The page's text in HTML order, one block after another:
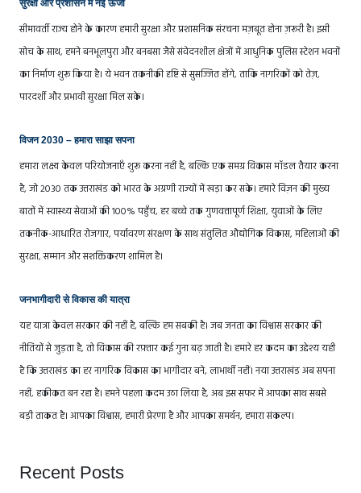
सुरक्षा और प्रशासन में नई ऊर्जा
सीमावर्ती राज्य होने के कारण हमारी सुरक्षा और प्रशासनिक संरचना मज़बूत होना ज़रूरी है। इसी
सोच के साथ, हमने बनभूलपुरा और बनबसा जैसे संवेदनशील क्षेत्रों में आधुनिक पुलिस स्टेशन भवनों
का निर्माण शुरू किया है। ये भवन तकनीकी दृष्टि से सुसज्जित होंगे, ताकि नागरिकों को तेज़,
पारदर्शी और प्रभावी सुरक्षा मिल सके।
विजन 2030 – हमारा साझा सपना
हमारा लक्ष्य केवल परियोजनाएँ शुरू करना नहीं है, बल्कि एक समग्र विकास मॉडल तैयार करना
है, जो 2030 तक उत्तराखंड को भारत के अग्रणी राज्यों में खड़ा कर सके। हमारे विज़न की मुख्य
बातों में स्वास्थ्य सेवाओं की 100% पहुँच, हर बच्चे तक गुणवत्तापूर्ण शिक्षा, युवाओं के लिए
तकनीक-आधारित रोजगार, पर्यावरण संरक्षण के साथ संतुलित औद्योगिक विकास, महिलाओं की
सुरक्षा, सम्मान और सशक्तिकरण शामिल है।
जनभागीदारी से विकास की यात्रा
यह यात्रा केवल सरकार की नहीं है, बल्कि हम सबकी है। जब जनता का विश्वास सरकार की
नीतियों से जुड़ता है, तो विकास की रफ़्तार कई गुना बढ़ जाती है। हमारे हर कदम का उद्देश्य यही
है कि उत्तराखंड का हर नागरिक विकास का भागीदार बने, लाभार्थी नहीं। नया उत्तराखंड अब सपना
नहीं, हकीकत बन रहा है। हमने पहला कदम उठा लिया है, अब इस सफर में आपका साथ सबसे
बड़ी ताकत है। आपका विश्वास, हमारी प्रेरणा है और आपका समर्थन, हमारा संकल्प।
Recent Posts